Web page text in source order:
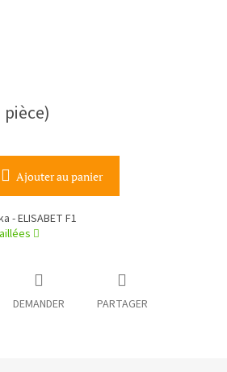
pièce)
Ajouter au panier
- ELISABET F1
DEMANDER PARTAGER